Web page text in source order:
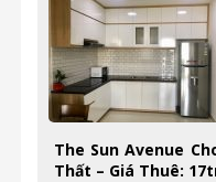
The Sun Avenue
Thất – Giá Thuê: